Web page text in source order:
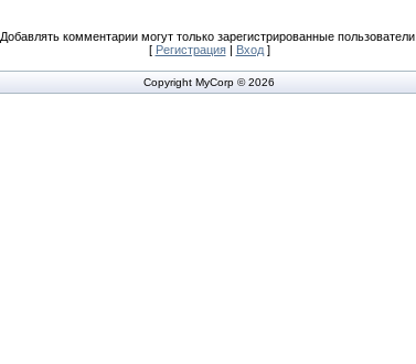
Добавлять комментарии могут только зарегистрированные пользователи.
[ Регистрация| Вход]
Copyright MyCorp © 2026